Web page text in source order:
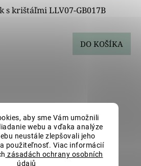
aby sme Vám umožnili
webu a vďaka analýze
neustále zlepšovali jeho
použiteľnosť. Viac informácií
zásadách ochrany osobních
údajů
s krištáľmi LLV07-GB017B
DO KOŠÍKA